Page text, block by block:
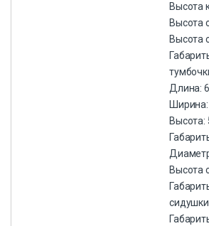
Высота
Высота
Высота
Длина:
Высота:
Высота